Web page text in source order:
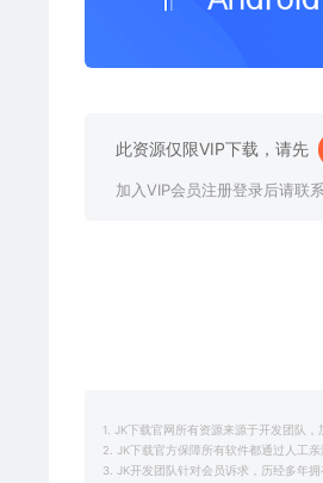
此资源仅限VIP下载，请先
加入VIP会员注册登录后请联
1. JK下载官网所有资源来源于开发团队
2. JK下载官方保障所有软件都通过人工
3. JK开发团队针对会员诉求，历经多年